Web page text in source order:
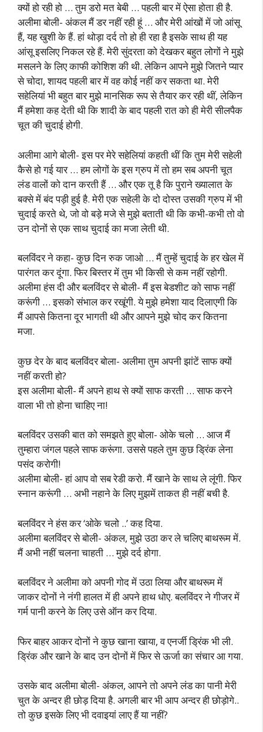
क्यों हो रही हो … तुम डरो मत बेबी … पहली बार में ऐसा होता ही है.
अलीमा बोली- अंकल मैं डर नहीं रही हूं … और मेरी आंखों में जो आंसू
हैं, यह खुशी के हैं. हां थोड़ा दर्द तो हो ही रहा है इसके साथ ही यह
आंसू इसलिए निकल रहे हैं. मेरी सुंदरता को देखकर बहुत लोगों ने मुझे
मसलने के लिए काफी कोशिश की थी. लेकिन आपने मुझे जितने प्यार
से चोदा, शायद पहली बार में वह कोई नहीं कर सकता था. मेरी
सहेलियां भी बहुत बार मुझे मानसिक रूप से तैयार कर रही थीं, लेकिन
मैं हमेशा कह देती थी कि शादी के बाद पहली रात को ही मेरी सीलपैक
चूत की चुदाई होगी.
अलीमा आगे बोली- इस पर मेरे सहेलियां कहती थीं कि तुम मेरी सहेली
कैसे हो गई यार … हम लोगों के इस ग्रुप में तो हम सब अपनी चूत
लंड वालों को दान करती हैं … और एक तू है कि पुराने ख्यालात के
बक्से में बंद पड़ी हुई है. मेरी एक सहेली के दो दोस्त उसकी ग्रुप में भी
चुदाई करते थे, जो वो बड़े मजे से मुझे बताती थी कि कभी-कभी तो वो
उन दोनों से एक साथ चुदाई का मजा लेती थी.
बलविंदर ने कहा- कुछ दिन रुक जाओ … मैं तुम्हें चुदाई के हर खेल में
पारंगत कर दूंगा. फिर बिस्तर में तुम भी किसी से कम नहीं रहोगी.
अलीमा हंस दी और बलविंदर से बोली- मैं इस बेडशीट को साफ नहीं
करूंगी … इसको संभाल कर रखूंगी. ये मुझे हमेशा याद दिलाएगी कि
मैं आपसे कितना दूर भागती थी और आपने मुझे चोद कर कितना
मजा.
कुछ देर के बाद बलविंदर बोला- अलीमा तुम अपनी झांटें साफ क्यों
नहीं करती हो?
इस अलीमा बोली- मैं अपने हाथ से क्यों साफ करती … साफ करने
वाला भी तो होना चाहिए ना!
बलविंदर उसकी बात को समझते हुए बोला- ओके चलो … आज मैं
तुम्हारा जंगल पहले साफ करूंगा. उससे पहले तुम कुछ ड्रिंक लेना
पसंद करोगी!
अलीमा बोली- हां आप वो सब रेडी करो. मैं खाने के साथ ले लूंगी. फिर
स्नान करूंगी … अभी नहाने के लिए मुझमें ताकत ही नहीं बची है.
बलविंदर ने हंस कर ‘ओके चलो ..’ कह दिया.
अलीमा बलविंदर से बोली- अंकल, मुझे उठा कर ले चलिए बाथरूम में.
मैं अभी नहीं चलना चाहती … मुझे दर्द होगा.
बलविंदर ने अलीमा को अपनी गोद में उठा लिया और बाथरूम में
जाकर दोनों ने नंगी हालत में ही अपने हाथ धोए. बलविंदर ने गीजर में
गर्म पानी करने के लिए उसे ऑन कर दिया.
फिर बाहर आकर दोनों ने कुछ खाना खाया, व एनर्जी ड्रिंक भी ली.
ड्रिंक और खाने के बाद उन दोनों में फिर से ऊर्जा का संचार आ गया.
उसके बाद अलीमा बोली- अंकल, आपने तो अपने लंड का पानी मेरी
चुत के अन्दर ही छोड़ दिया है. अगली बार भी आप अन्दर ही छोड़ोगे..
तो कुछ इसके लिए भी दवाइयां लाए हैं या नहीं?